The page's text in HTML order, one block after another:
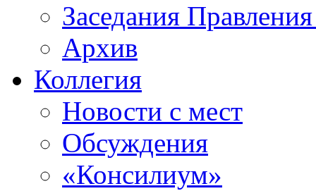
Заседания
Архив
Коллегия
Новости с мест
Обсуждения
«Консилиум»